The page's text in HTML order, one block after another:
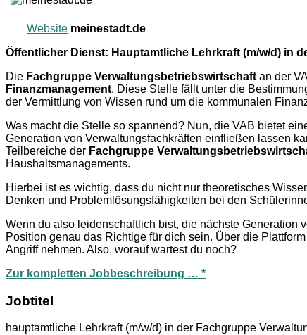
Website meinestadt.de
Öffentlicher Dienst: Hauptamtliche Lehrkraft (m/w/d) in
Die Fachgruppe Verwaltungsbetriebswirtschaft an der
Finanzmanagement. Diese Stelle fällt unter die
der Vermittlung von Wissen rund um die kommunalen
Was macht die Stelle so spannend? Nun, die VAB bietet
Generation von Verwaltungsfachkräften einfließen lassen
Teilbereiche der Fachgruppe
Haushaltsmanagements.
Hierbei ist es wichtig, dass du nicht nur theoretisches
Denken und Problemlösungsfähigkeiten bei den
Wenn du also leidenschaftlich bist, die nächste Generation
Position genau das Richtige für dich sein. Über die Plattform
Angriff nehmen. Also, worauf wartest du noch?
Zur kompletten Jobbeschreibung … *
Jobtitel
hauptamtliche Lehrkraft (m/w/d) in der Fachgruppe